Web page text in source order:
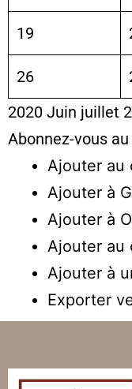
19
26
2020 Juin juillet
Abonnez-vous
Ajouter au
Ajouter à
Ajouter à
Ajouter au
Ajouter à
Exporter